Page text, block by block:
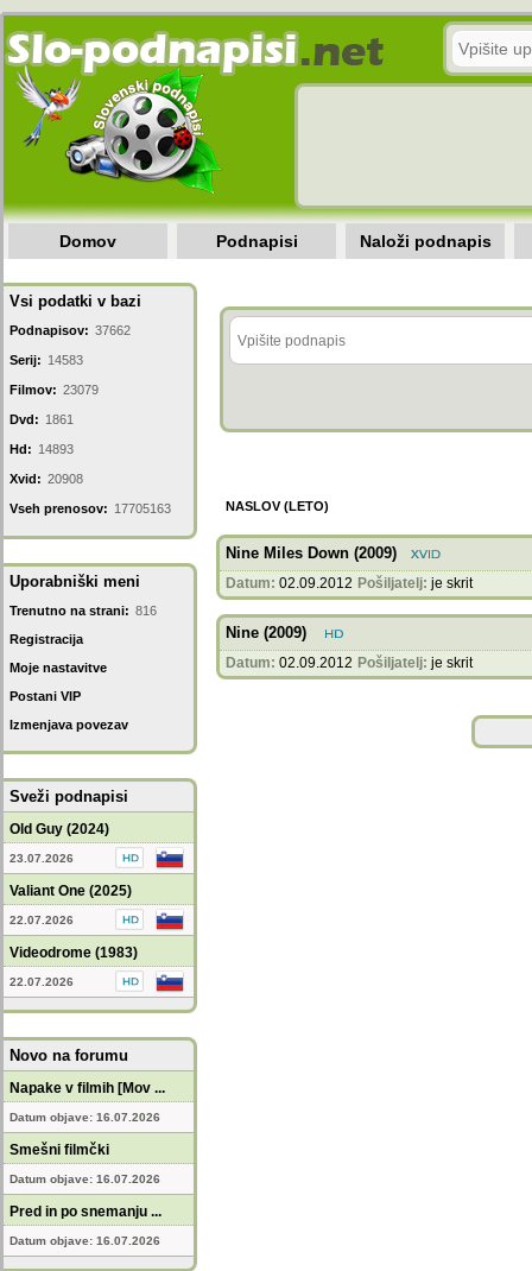
Domov Podnapisi Naloži podnapis
Vsi podatki v bazi
Podnapisov: 37662
Serij: 14583
Filmov: 23079
Dvd: 1861
Hd: 14893
Xvid: 20908
Vseh prenosov: 17705163
Uporabniški meni
Trenutno na strani: 816
Registracija
Moje nastavitve
Postani VIP
Izmenjava povezav
Sveži podnapisi
Old Guy (2024)
23.07.2026
Valiant One (2025)
22.07.2026
Videodrome (1983)
22.07.2026
Novo na forumu
Napake v filmih [Mov ...
Datum objave: 16.07.2026
Smešni filmčki
Datum objave: 16.07.2026
Pred in po snemanju ...
Datum objave: 16.07.2026
NASLOV (LETO)
Nine Miles Down (2009)
Datum: 02.09.2012 Pošiljatelj: je skrit
Nine (2009)
Datum: 02.09.2012 Pošiljatelj: je skrit